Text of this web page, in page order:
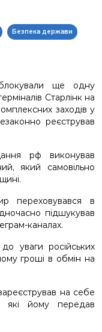
Безпека держави
ще одну
Старлінк на
заходів у
реєстрував
рф виконував
який самовільно
переховувався в
підшукував
каналах.
уваги російських
гроші в обмін на
на себе
які йому передав